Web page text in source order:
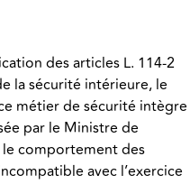
des articles L. 114-2
la sécurité intérieure, le
métier de sécurité intègre
par le Ministre de
le comportement des
avec l’exercice